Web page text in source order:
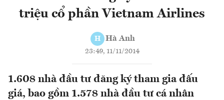
triệu cổ phần Vietnam Airlines
H Hà Anh
23:49, 11/11/2014
1.608 nhà đầu tư đăng ký tham gia đấu
giá, bao gồm 1.578 nhà đầu tư cá nhân